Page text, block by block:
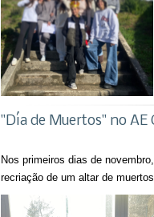
"Día de Muertos" no AE
Nos primeiros dias de
recriação de um altar de